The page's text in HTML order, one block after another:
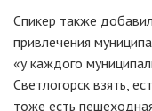
Спикер также
привлечения
«у каждого
Светлогорск взять,
тоже есть